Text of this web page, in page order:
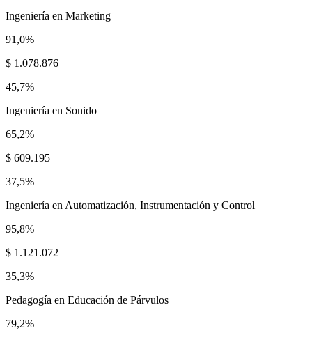
Ingeniería en Marketing
91,0%
$ 1.078.876
45,7%
Ingeniería en Sonido
65,2%
$ 609.195
37,5%
Ingeniería en Automatización, Instrumentación y Control
95,8%
$ 1.121.072
35,3%
Pedagogía en Educación de Párvulos
79,2%